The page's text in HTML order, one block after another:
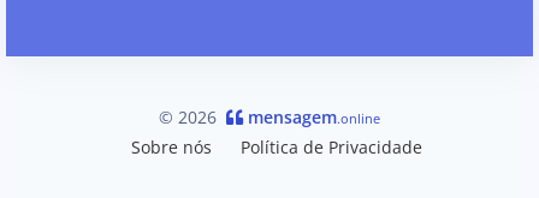
© 2026 mensagem.online
Sobre nós Política de Privacidade